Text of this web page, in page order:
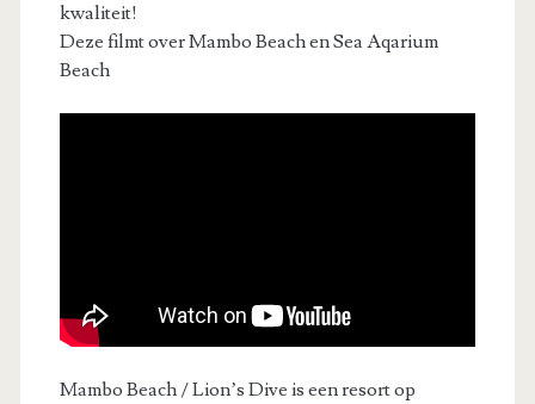
kwaliteit!
Deze filmt over Mambo Beach en Sea Aqarium
Beach
Mambo Beach / Lion’s Dive is een resort op